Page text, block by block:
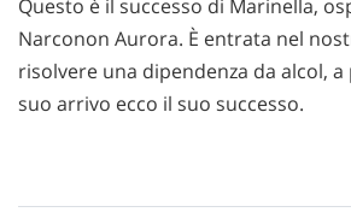
Questo è il successo di Marinella,
Narconon Aurora. È entrata nel
risolvere una dipendenza da alcol,
suo arrivo ecco il suo successo.